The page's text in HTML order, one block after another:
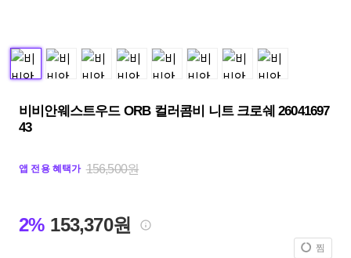
비비안웨스트우드 ORB 컬러콤비 니트 크로쉐 26041697
43
앱 전용 혜택가 156,500원
2% 153,370원
찜